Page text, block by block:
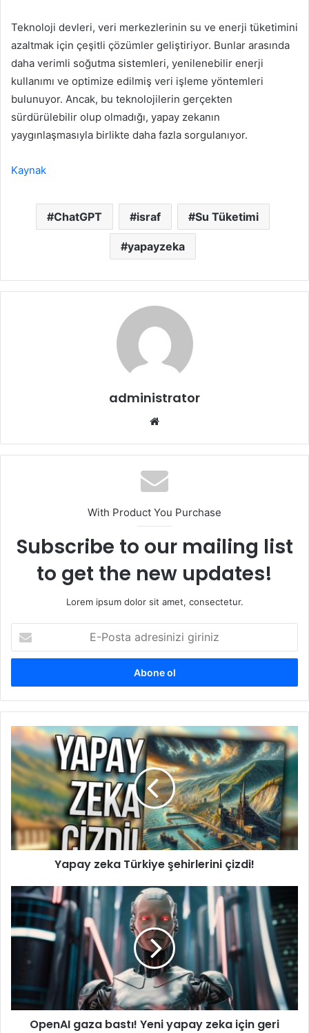
Teknoloji devleri, veri merkezlerinin su ve enerji tüketimini
azaltmak için çeşitli çözümler geliştiriyor. Bunlar arasında
daha verimli soğutma sistemleri, yenilenebilir enerji
kullanımı ve optimize edilmiş veri işleme yöntemleri
bulunuyor. Ancak, bu teknolojilerin gerçekten
sürdürülebilir olup olmadığı, yapay zekanın
yaygınlaşmasıyla birlikte daha fazla sorgulanıyor.
Kaynak
ChatGPT israf Su Tüketimi
yapayzeka
administrator
With Product You Purchase
Subscribe to our mailing list
to get the new updates!
Lorem ipsum dolor sit amet, consectetur.
Posta
adresinizi
Yapay
zeka
Türkiye
şehirlerini
çizdi!
Yapay zeka Türkiye şehirlerini çizdi!
OpenAI
gaza
Yeni
zeka
sayım
başladıOpenAI gaza bastı! Yeni yapay zeka için geri